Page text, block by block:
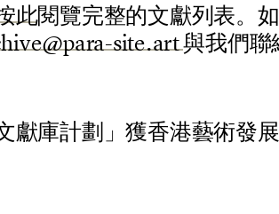
此閱覽完整的文獻列表。 如
hive@para-site.art與我們聯
獻庫計劃 」獲香港藝術發展